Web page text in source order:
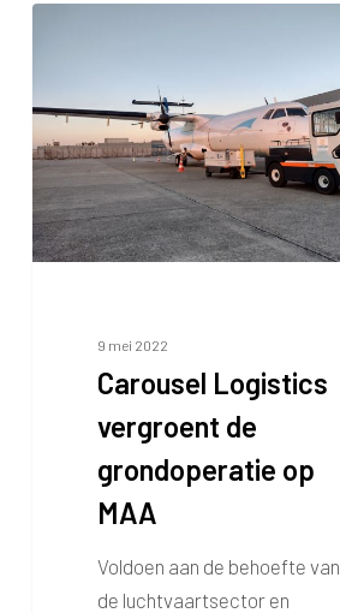
de
grondoperatie
op
MAA
9 mei 2022
Carousel Logistics
vergroent de
grondoperatie op
MAA
Voldoen aan de behoefte van
de luchtvaartsector en